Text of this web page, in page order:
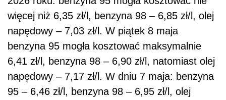
więcej niż 6,35 zł/l, benzyna 98 – 6,85 zł/l, olej
napędowy – 7,03 zł/l. W piątek 8 maja
benzyna 95 mogła kosztować maksymalnie
6,41 zł/l, benzyna 98 – 6,90 zł/l, natomiast olej
napędowy – 7,17 zł/l. W dniu 7 maja: benzyna
95 – 6,46 zł/l, benzyna 98 – 6,95 zł/l, olej